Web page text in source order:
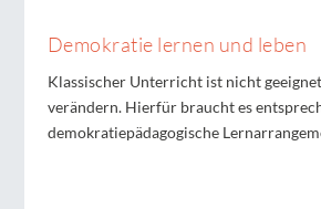
Demokratie lernen und leben
Klassischer Unterricht ist nicht
verändern. Hierfür braucht es
demokratiepädagogische